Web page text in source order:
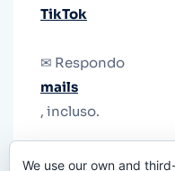
TikTok
✉ Respondo
mails
, incluso.
We use our own and